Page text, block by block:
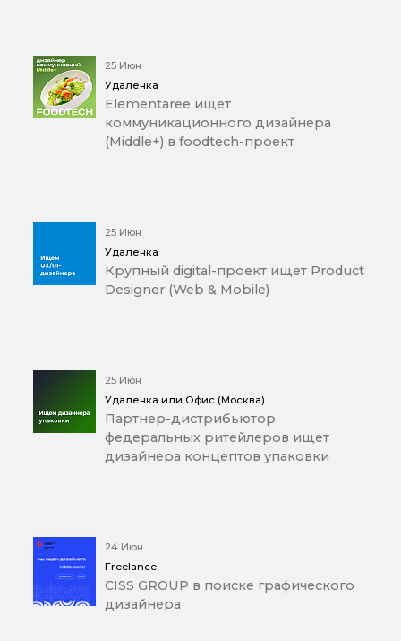
25 Июн
Удаленка
Elementaree ищет
коммуникационного дизайнера
(Middle+) в foodtech-проект
25 Июн
Удаленка
Крупный digital-проект ищет Product
Designer (Web & Mobile)
25 Июн
Удаленка или Офис (Москва)
Партнер-дистрибьютор
федеральных ритейлеров ищет
дизайнера концептов упаковки
24 Июн
Freelance
CISS GROUP в поиске графического
дизайнера